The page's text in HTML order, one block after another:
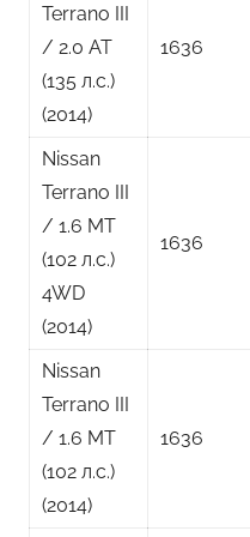
Terrano III
/ 2.0 AT
(135 л.с.)
(2014)
1636
Nissan
Terrano III
/ 1.6 MT
(102 л.с.)
4WD
(2014)
1636
Nissan
Terrano III
/ 1.6 MT
(102 л.с.)
(2014)
1636